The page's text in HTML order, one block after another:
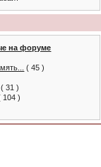
на форуме
( 45 )
( 31 )
104 )